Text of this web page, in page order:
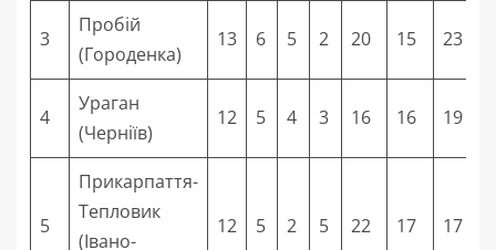
3
Пробій
(Городенка)
13 6 5 2 20 15 23
4
Ураган
(Черніїв)
12 5 4 3 16 16 19
5
Прикарпаття-
Тепловик
(Івано-
12 5 2 5 22 17 17